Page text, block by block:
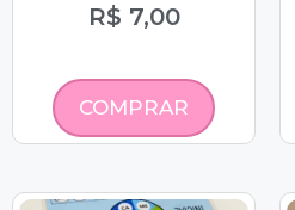
R$ 7,00
COMPRAR